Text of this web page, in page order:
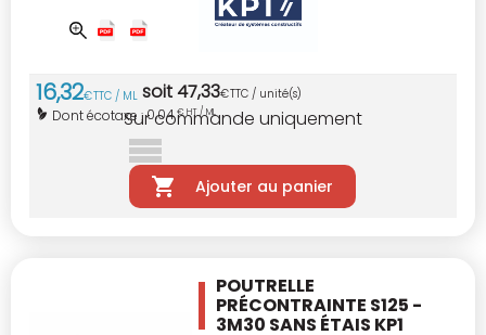
16,32€TTC / ML soit47,33€TTC / unité(s)
Dont écotaxe :0,04€ HT / ML
Sur commande uniquement
Ajouter au panier
POUTRELLE
PRÉCONTRAINTE S125 -
3M30 SANS ÉTAIS KP1